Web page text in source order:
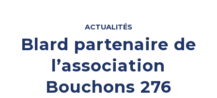
ACTUALITÉS
Blard partenaire de
l’association
Bouchons 276